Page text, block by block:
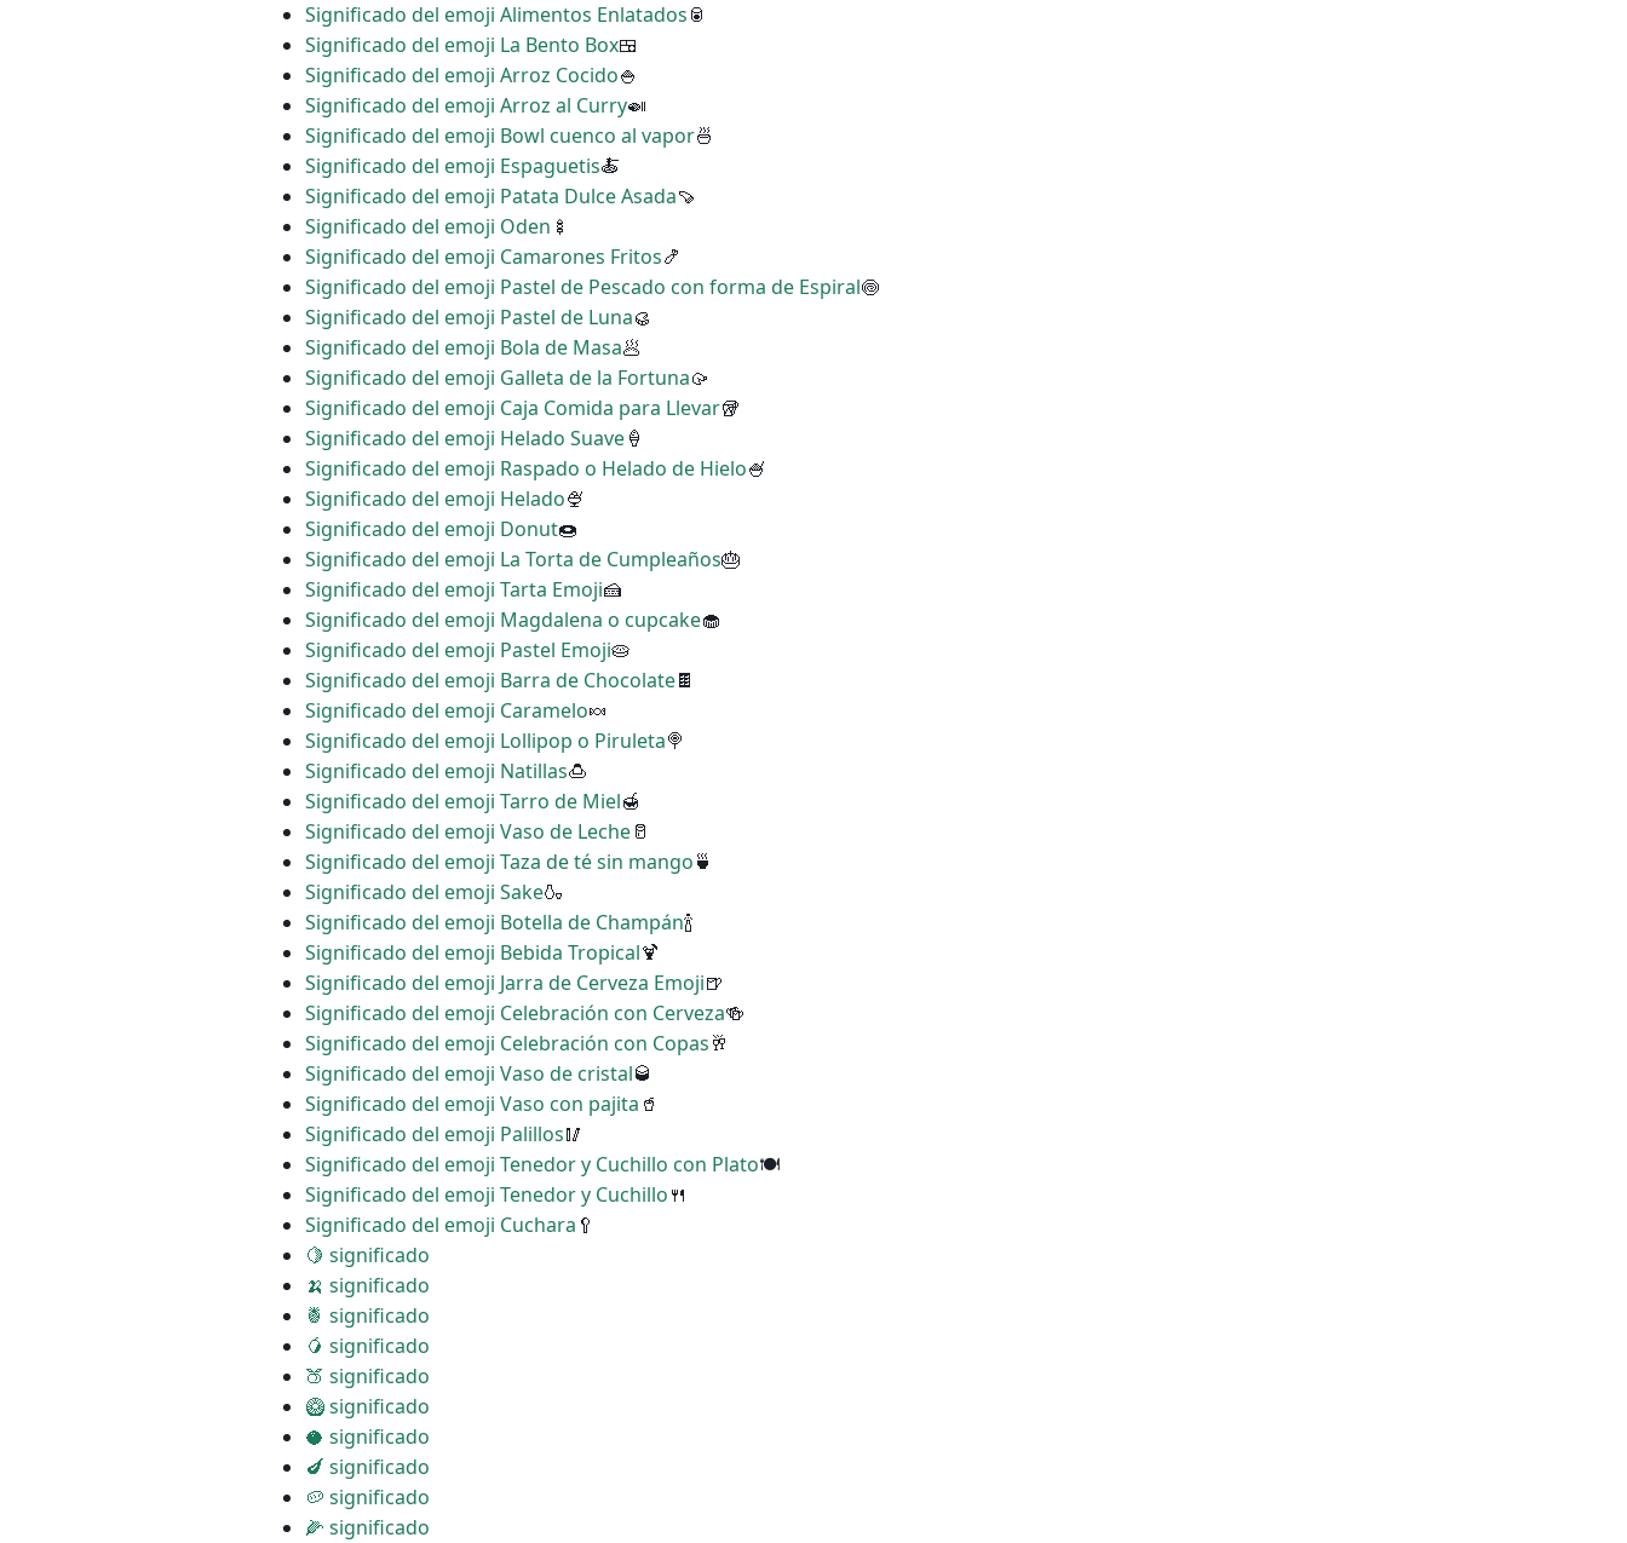
Significado del emoji Alimentos Enlatados🥫
Significado del emoji La Bento Box🍱
Significado del emoji Arroz Cocido🍚
Significado del emoji Arroz al Curry🍛
Significado del emoji Bowl cuenco al vapor🍜
Significado del emoji Espaguetis🍝
Significado del emoji Patata Dulce Asada🍠
Significado del emoji Oden 🍢
Significado del emoji Camarones Fritos🍤
Significado del emoji Pastel de Pescado con forma de Espiral🍥
Significado del emoji Pastel de Luna🥮
Significado del emoji Bola de Masa🥟
Significado del emoji Galleta de la Fortuna🥠
Significado del emoji Caja Comida para Llevar🥡
Significado del emoji Helado Suave🍦
Significado del emoji Raspado o Helado de Hielo🍧
Significado del emoji Helado🍨
Significado del emoji Donut🍩
Significado del emoji La Torta de Cumpleaños🎂
Significado del emoji Tarta Emoji🍰
Significado del emoji Magdalena o cupcake🧁
Significado del emoji Pastel Emoji🥧
Significado del emoji Barra de Chocolate🍫
Significado del emoji Caramelo🍬
Significado del emoji Lollipop o Piruleta🍭
Significado del emoji Natillas🍮
Significado del emoji Tarro de Miel🍯
Significado del emoji Vaso de Leche🥛
Significado del emoji Taza de té sin mango🍵
Significado del emoji Sake🍶
Significado del emoji Botella de Champán🍾
Significado del emoji Bebida Tropical🍹
Significado del emoji Jarra de Cerveza Emoji🍺
Significado del emoji Celebración con Cerveza🍻
Significado del emoji Celebración con Copas🥂
Significado del emoji Vaso de cristal🥃
Significado del emoji Vaso con pajita 🥤
Significado del emoji Palillos🥢
Significado del emoji Tenedor y Cuchillo con Plato🍽
Significado del emoji Tenedor y Cuchillo🍴
Significado del emoji Cuchara 🥄
🍋 significado
🍌 significado
🍍 significado
🥭 significado
🍑 significado
🥝 significado
🥥 significado
🍆 significado
🥔 significado
🌽 significado